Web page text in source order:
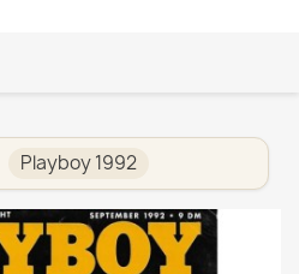
Playboy 1992